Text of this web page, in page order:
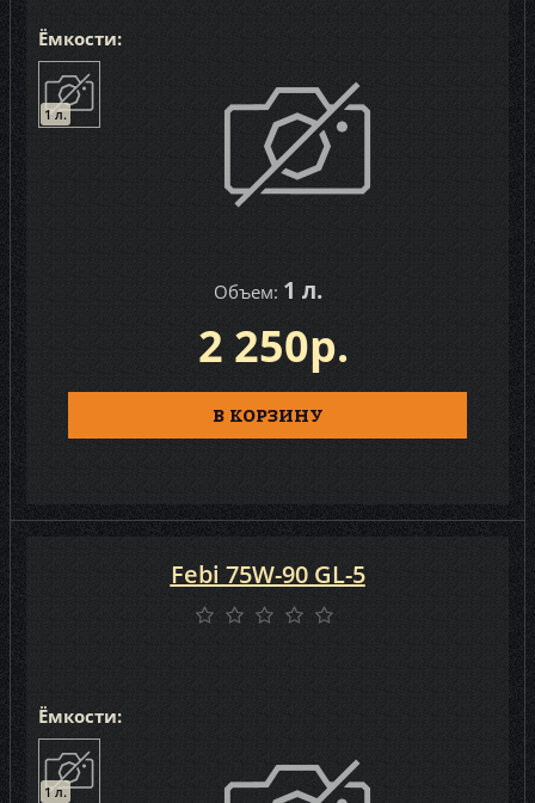
Ёмкости:
1 л.
Объем: 1 л.
2 250р.
В КОРЗИНУ
Ёмкости:
1 л.
Febi 75W-90 GL-5